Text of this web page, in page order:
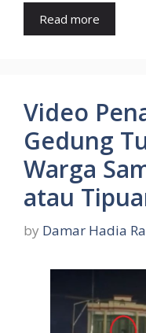
Read more
Video
Gedung
Warga
atau
by Damar Hadia